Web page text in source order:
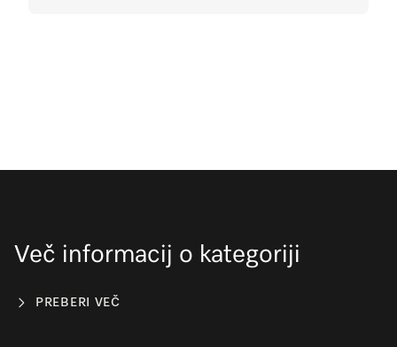
Več informacij o kategoriji
PREBERI VEČ